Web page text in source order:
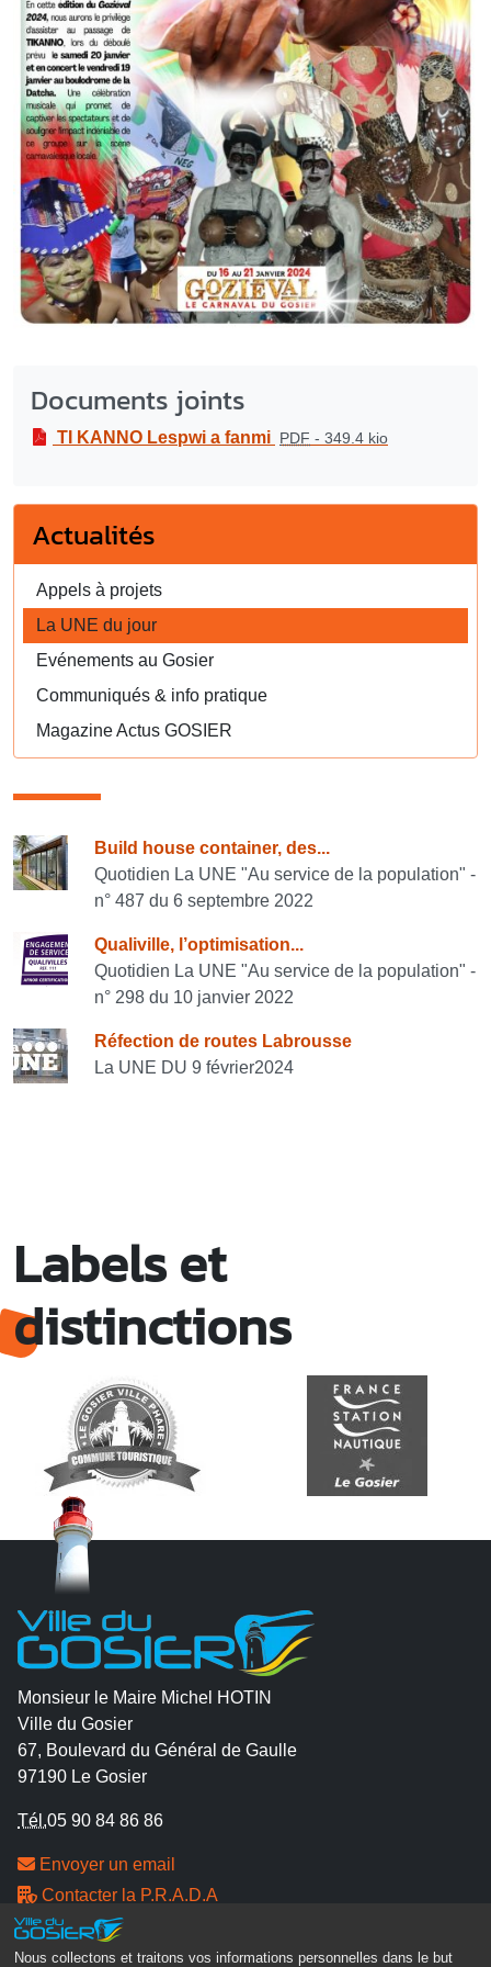
Nous collectons et traitons vos informations personnelles dans le but
Documents joints
TI KANNO Lespwi a fanmi PDF - 349.4 kio
Actualités
Appels à projets
La UNE du jour
Evénements au Gosier
Communiqués & info pratique
Magazine Actus GOSIER
Consulter également
Build house container, des...
Quotidien La UNE "Au service de la population" -
n° 487 du 6 septembre 2022
Qualiville, l’optimisation...
Quotidien La UNE "Au service de la population" -
n° 298 du 10 janvier 2022
Réfection de routes Labrousse
La UNE DU 9 février2024
Labels et
distinctions
Monsieur le Maire Michel HOTIN
Ville du Gosier
67, Boulevard du Général de Gaulle
97190 Le Gosier
Tél.05 90 84 86 86
Envoyer un email
Contacter la P.R.A.D.A
Contactez le délégué à la protection des données
personnelles - D.P.O